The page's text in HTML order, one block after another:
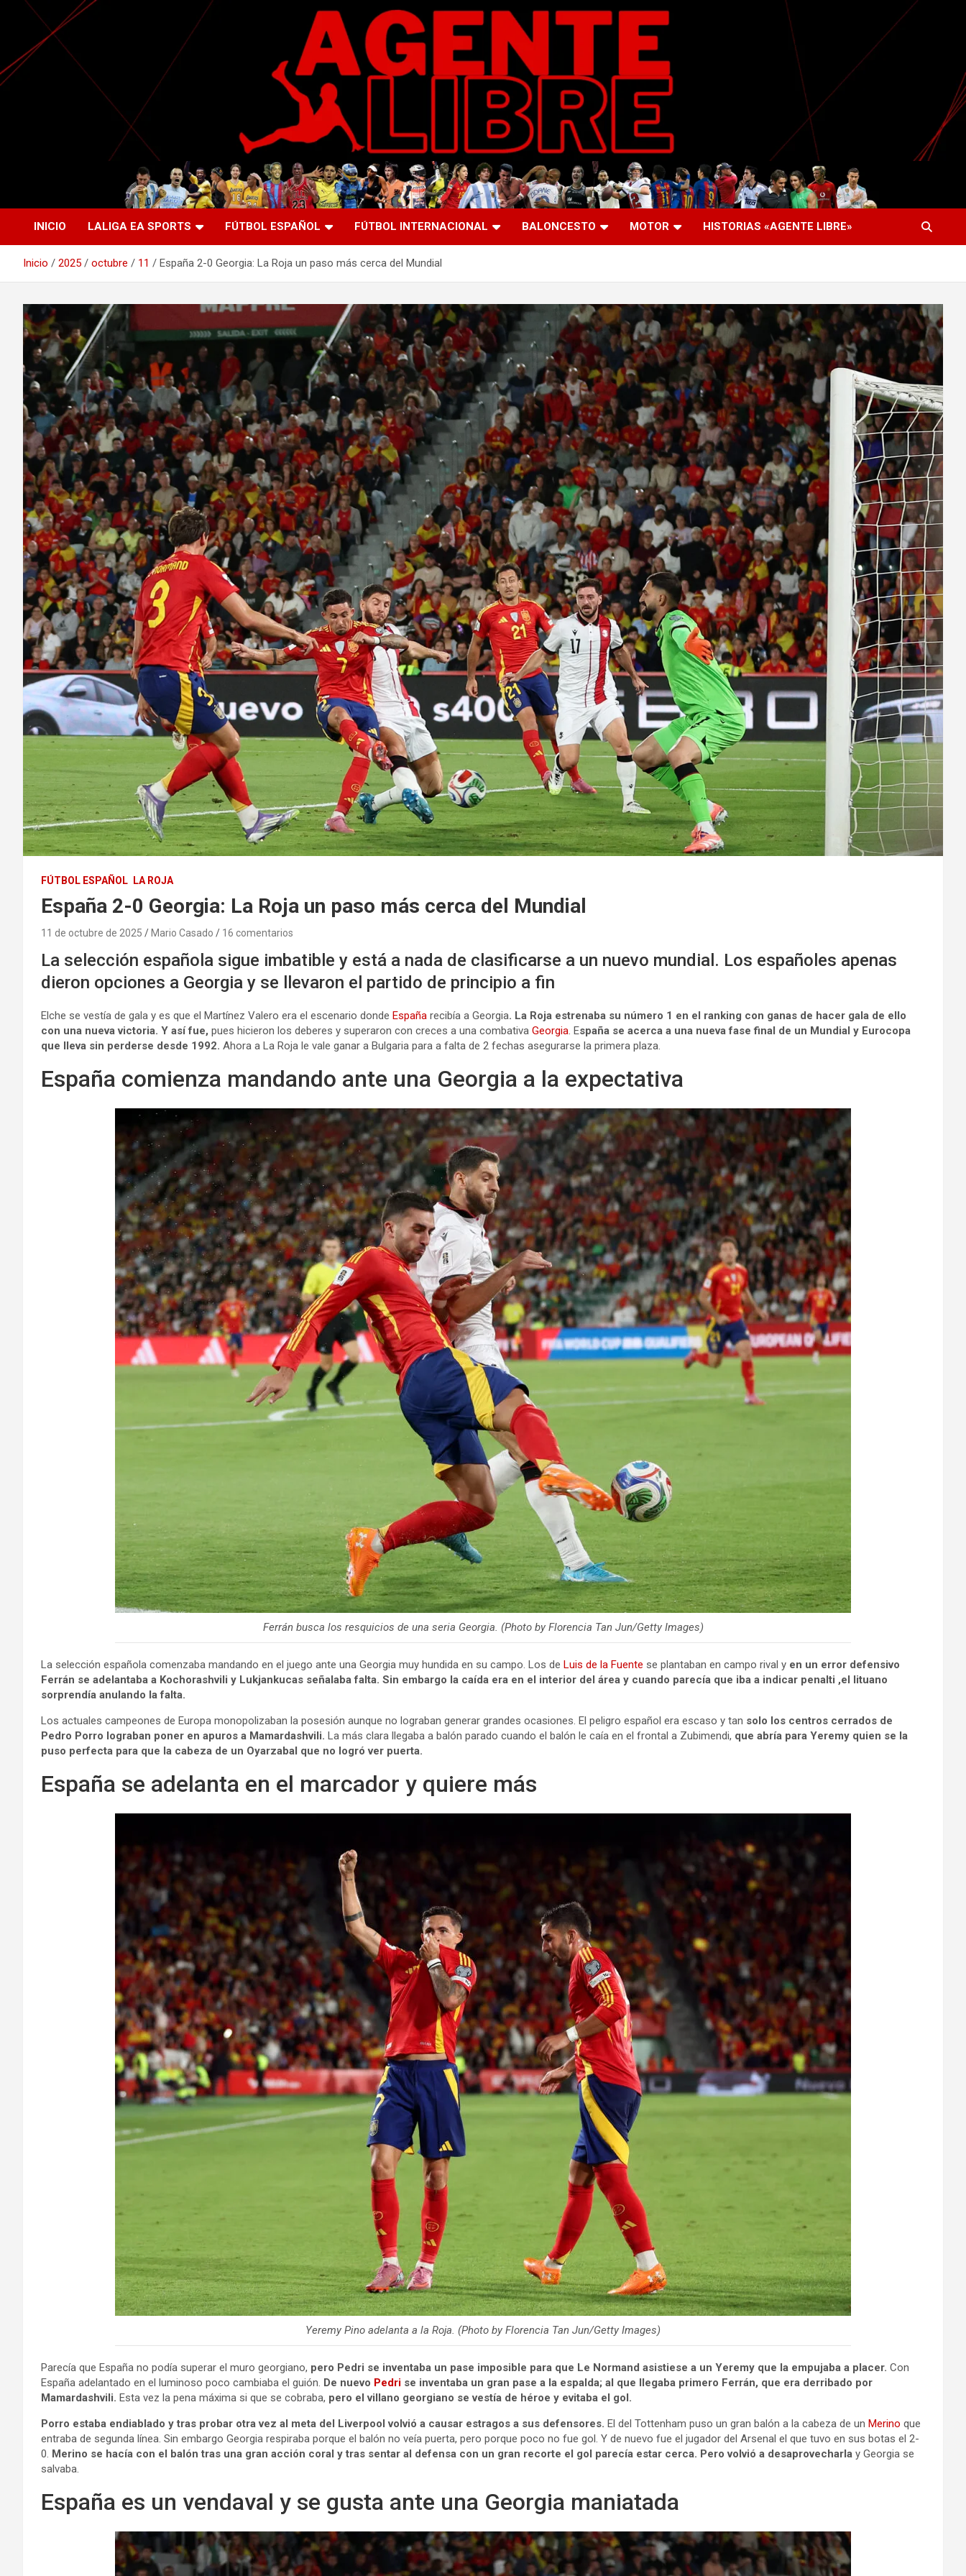
Saltar
contenido
Agente Libre Digital
La nueva generación del periodismo deportivo.
INICIO LALIGA EA SPORTS FÚTBOL ESPAÑOL FÚTBOL INTERNACIONAL BALONCESTO MOTOR HISTORIAS «AGENTE LIBRE»
Inicio 2025 octubre 11 España 2-0 Georgia: La Roja un paso más cerca del Mundial
FÚTBOL ESPAÑOL LA ROJA
España 2-0 Georgia: La Roja un paso más cerca del Mundial
11 de octubre de 2025 Mario Casado 16 comentarios
La selección española sigue imbatible y está a nada de clasificarse a un nuevo mundial. Los españoles apenas
dieron opciones a Georgia y se llevaron el partido de principio a fin
Elche se vestía de gala y es que el Martínez Valero era el escenario donde España recibía a Georgia. La Roja estrenaba su número 1 en el ranking con ganas de hacer gala de ello
con una nueva victoria. Y así fue, pues hicieron los deberes y superaron con creces a una combativa Georgia. España se acerca a una nueva fase final de un Mundial y Eurocopa
que lleva sin perderse desde 1992. Ahora a La Roja le vale ganar a Bulgaria para a falta de 2 fechas asegurarse la primera plaza.
España comienza mandando ante una Georgia a la expectativa
Ferrán busca los resquicios de una seria Georgia. (Photo by Florencia Tan Jun/Getty Images)
La selección española comenzaba mandando en el juego ante una Georgia muy hundida en su campo. Los de Luis de la Fuente se plantaban en campo rival y en un error defensivo
Ferrán se adelantaba a Kochorashvili y Lukjankucas señalaba falta. Sin embargo la caída era en el interior del área y cuando parecía que iba a indicar penalti ,el lituano
sorprendía anulando la falta.
Los actuales campeones de Europa monopolizaban la posesión aunque no lograban generar grandes ocasiones. El peligro español era escaso y tan solo los centros cerrados de
Pedro Porro lograban poner en apuros a Mamardashvili. La más clara llegaba a balón parado cuando el balón le caía en el frontal a Zubimendi, que abría para Yeremy quien se la
puso perfecta para que la cabeza de un Oyarzabal que no logró ver puerta.
España se adelanta en el marcador y quiere más
Yeremy Pino adelanta a la Roja. (Photo by Florencia Tan Jun/Getty Images)
Parecía que España no podía superar el muro georgiano, pero Pedri se inventaba un pase imposible para que Le Normand asistiese a un Yeremy que la empujaba a placer. Con
España adelantado en el luminoso poco cambiaba el guión. De nuevo Pedri se inventaba un gran pase a la espalda; al que llegaba primero Ferrán, que era derribado por
Mamardashvili. Esta vez la pena máxima si que se cobraba, pero el villano georgiano se vestía de héroe y evitaba el gol.
Porro estaba endiablado y tras probar otra vez al meta del Liverpool volvió a causar estragos a sus defensores. El del Tottenham puso un gran balón a la cabeza de un Merino que
entraba de segunda línea. Sin embargo Georgia respiraba porque el balón no veía puerta, pero porque poco no fue gol. Y de nuevo fue el jugador del Arsenal el que tuvo en sus botas el 2-
0. Merino se hacía con el balón tras una gran acción coral y tras sentar al defensa con un gran recorte el gol parecía estar cerca. Pero volvió a desaprovecharla y Georgia se
salvaba.
España es un vendaval y se gusta ante una Georgia maniatada